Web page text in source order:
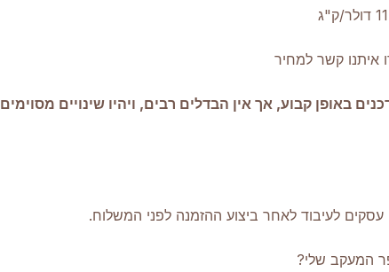
באופן קבוע, אך אין הבדלים רבים, ויהיו שינויים מסוימים
המעקב שלי?